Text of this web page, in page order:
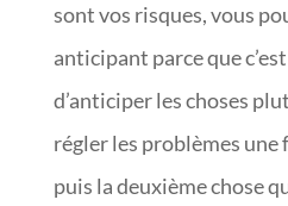
sont vos risques, vous
anticipant parce que
d’anticiper les choses
régler les problèmes une
puis la deuxième chose